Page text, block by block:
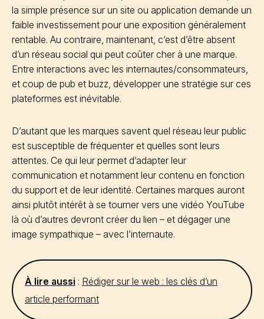
la simple présence sur un site ou application demande un
faible investissement pour une exposition généralement
rentable. Au contraire, maintenant, c’est d’être absent
d’un réseau social qui peut coûter cher à une marque.
Entre interactions avec les internautes/consommateurs,
et coup de pub et buzz, développer une stratégie sur ces
plateformes est inévitable.
D’autant que les marques savent quel réseau leur public
est susceptible de fréquenter et quelles sont leurs
attentes. Ce qui leur permet d’adapter leur
communication et notamment leur contenu en fonction
du support et de leur identité. Certaines marques auront
ainsi plutôt intérêt à se tourner vers une vidéo YouTube
là où d’autres devront créer du lien – et dégager une
image sympathique – avec l’internaute.
À lire aussi : Rédiger sur le web : les clés d’un
article performant